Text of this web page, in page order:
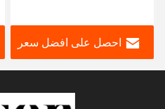
احصل على افضل سعر